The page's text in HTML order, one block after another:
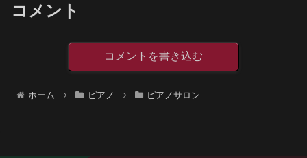
コメント
コメントを書き込む
ホーム ピアノ ピアノサロン